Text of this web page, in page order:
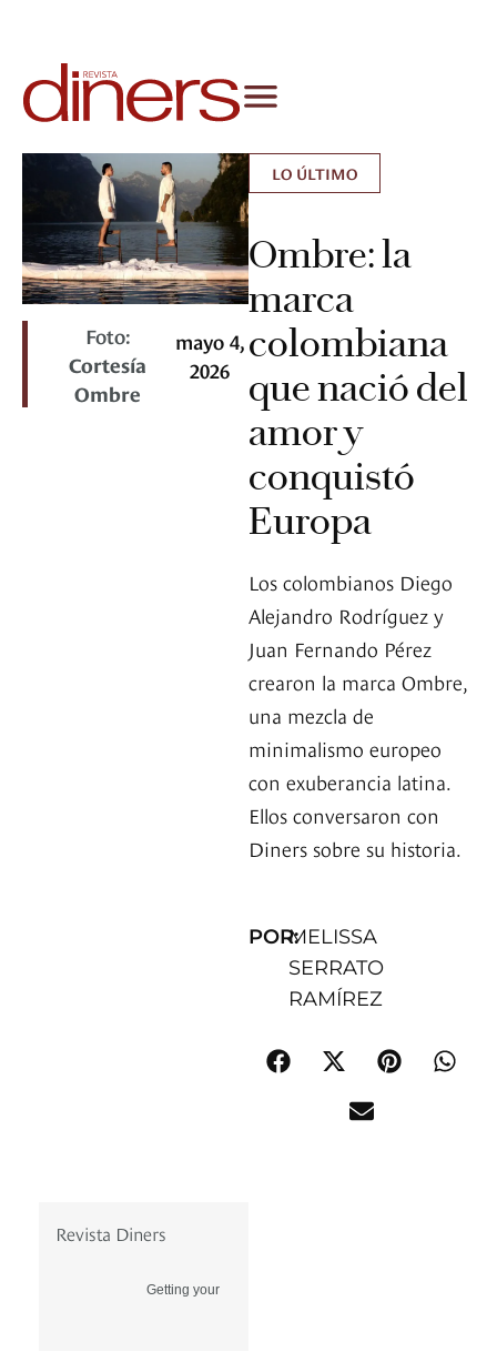
Foto:
Cortesía
Ombre
mayo 4,
2026
LO ÚLTIMO
Ombre: la
marca
colombiana
que nació del
amor y
conquistó
Europa
Los colombianos Diego
Alejandro Rodríguez y
Juan Fernando Pérez
crearon la marca Ombre,
una mezcla de
minimalismo europeo
con exuberancia latina.
Ellos conversaron con
Diners sobre su historia.
POR:MELISSA
SERRATO
RAMÍREZ
Revista Diners
Getting your